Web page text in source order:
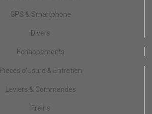
GPS & Smartphone
Divers
Échappements
Pièces d'Usure & Entretien
Leviers & Commandes
Freins